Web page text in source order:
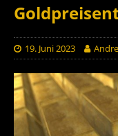
19. Juni 2023